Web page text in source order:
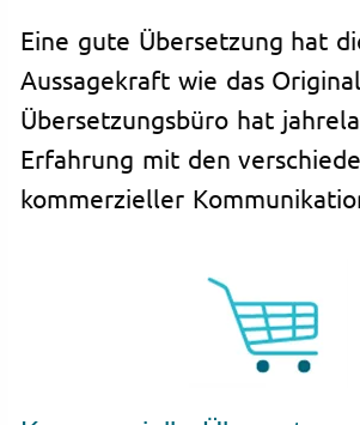
Eine gute Übersetzung hat
Aussagekraft wie das
Übersetzungsbüro hat
Erfahrung mit den
kommerzieller